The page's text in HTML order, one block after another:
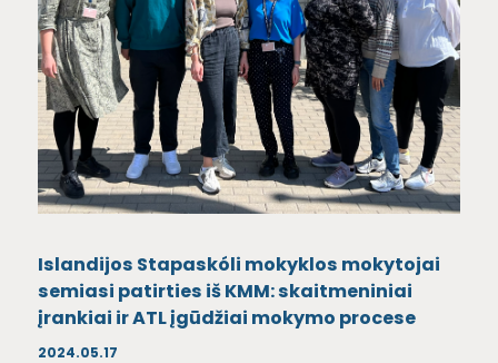
Islandijos Stapaskóli mokyklos mokytojai
semiasi patirties iš KMM: skaitmeniniai
įrankiai ir ATL įgūdžiai mokymo procese
2024.05.17